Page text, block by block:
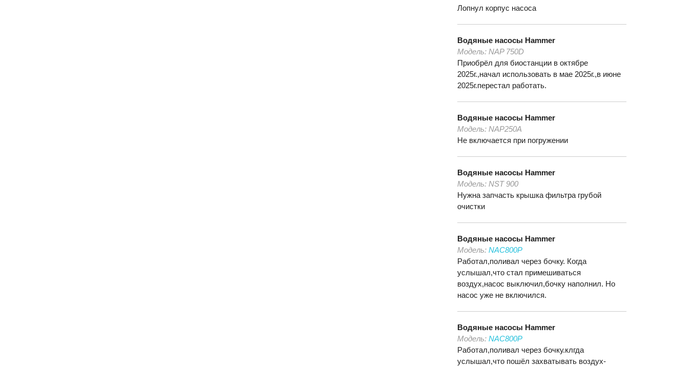
Лопнул корпус насоса
Водяные насосы Hammer
Модель: NAP 750D
Приобрёл для биостанции в октябре
2025г.,начал использовать в мае 2025г.,в июне
2025г.перестал работать.
Водяные насосы Hammer
Модель: NАР250А
Не включается при погружении
Водяные насосы Hammer
Модель: NST 900
Нужна запчасть крышка фильтра грубой
очистки
Водяные насосы Hammer
Модель: NAC800P
Работал,поливал через бочку. Когда
услышал,что стал примешиваться
воздух,насос выключил,бочку наполнил. Но
насос уже не включился.
Водяные насосы Hammer
Модель: NAC800P
Работал,поливал через бочку.клгда
услышал,что пошёл захватывать воздух-